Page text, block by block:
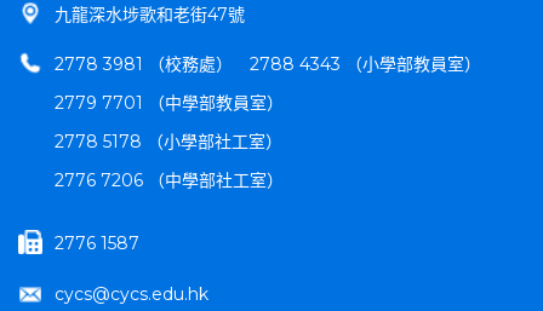
九龍深水埗歌和老街47號
2778 3981 （校務處）
2788 4343 （小學部教員室）
2779 7701 （中學部教員室）
2778 5178 （小學部社工室）
2776 7206 （中學部社工室）
2776 1587
cycs@cycs.edu.hk